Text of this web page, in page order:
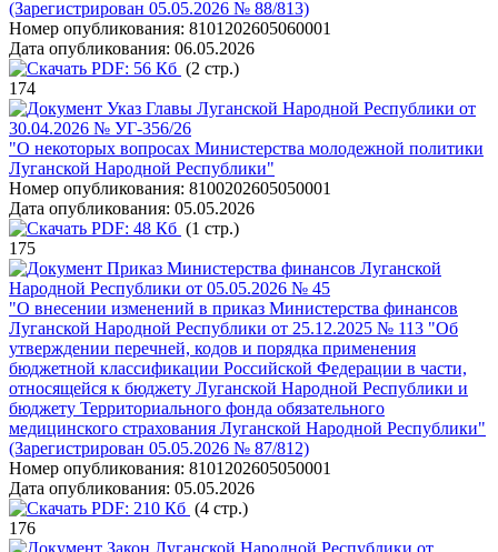
(Зарегистрирован 05.05.2026 № 88/813)
Номер опубликования: 8101202605060001
Дата опубликования: 06.05.2026
PDF: 56 Кб (2 стр.)
174
Указ Главы Луганской Народной Республики от
30.04.2026 № УГ-356/26
"О некоторых вопросах Министерства молодежной политики
Луганской Народной Республики"
Номер опубликования: 8100202605050001
Дата опубликования: 05.05.2026
PDF: 48 Кб (1 стр.)
175
Приказ Министерства финансов Луганской
Народной Республики от 05.05.2026 № 45
"О внесении изменений в приказ Министерства финансов
Луганской Народной Республики от 25.12.2025 № 113 "Об
утверждении перечней, кодов и порядка применения
бюджетной классификации Российской Федерации в части,
относящейся к бюджету Луганской Народной Республики и
бюджету Территориального фонда обязательного
медицинского страхования Луганской Народной Республики"
(Зарегистрирован 05.05.2026 № 87/812)
Номер опубликования: 8101202605050001
Дата опубликования: 05.05.2026
PDF: 210 Кб (4 стр.)
176
Закон Луганской Народной Республики от